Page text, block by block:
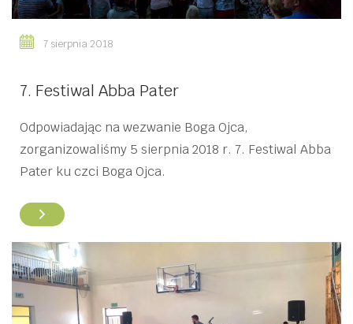
7 sierpnia 2018
7. Festiwal Abba Pater
Odpowiadając na wezwanie Boga Ojca,
zorganizowaliśmy 5 sierpnia 2018 r. 7. Festiwal Abba
Pater ku czci Boga Ojca.